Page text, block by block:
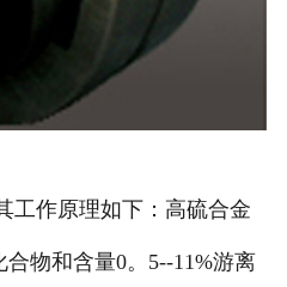
工作原理如下：高硫合金
物和含量0。5--11%游离